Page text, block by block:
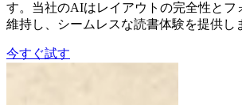
す。当社のAIはレイアウトの完全性とフ
維持し、シームレスな読書体験を提供し
今すぐ試す